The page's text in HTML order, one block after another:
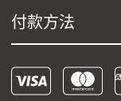
付款方法